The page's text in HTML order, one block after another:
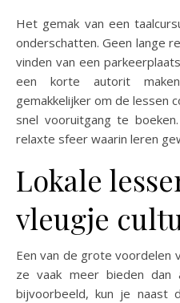
Het gemak van een
onderschatten. Geen lange
vinden van een
een korte autorit
gemakkelijker om de lessen
snel vooruitgang te
relaxte sfeer waarin leren
Lokale
vleugje
Een van de grote voordelen
ze vaak meer bieden dan
bijvoorbeeld, kun je naast